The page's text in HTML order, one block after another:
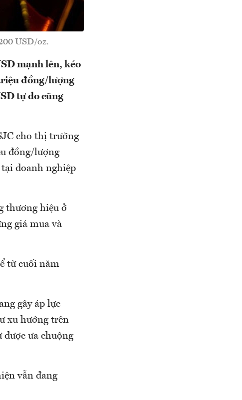
USD/oz.
mạnh lên, kéo
đồng/lượng
tự do cũng
cho thị trường
đồng/lượng
tại doanh nghiệp
thương hiệu ở
giá mua và
từ cuối năm
gây áp lực
xu hướng trên
ưa chuộng
vẫn đang